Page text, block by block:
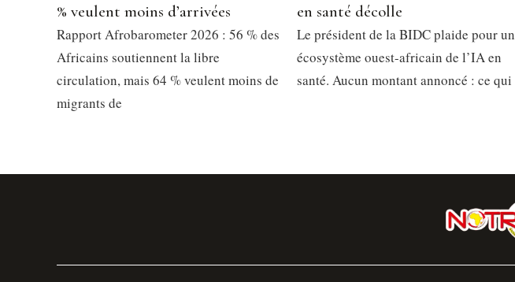
% veulent moins d’arrivées
Rapport Afrobarometer 2026 : 56 % des
Africains soutiennent la libre
circulation, mais 64 % veulent moins de
migrants de
en santé décolle
Le président de la BIDC plaide pour un
écosystème ouest-africain de l’IA en
santé. Aucun montant annoncé : ce qui